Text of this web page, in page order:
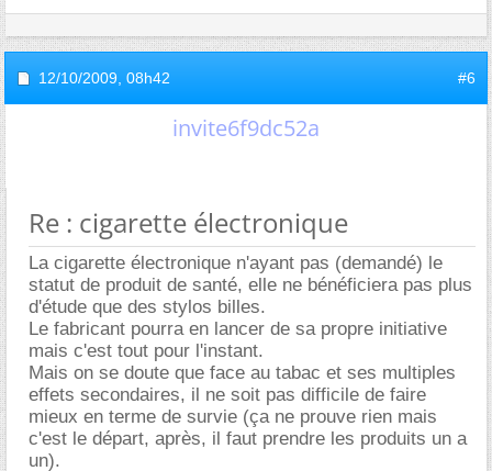
12/10/2009, 08h42 #6
invite6f9dc52a
Re : cigarette électronique
La cigarette électronique n'ayant pas (demandé) le
statut de produit de santé, elle ne bénéficiera pas plus
d'étude que des stylos billes.
Le fabricant pourra en lancer de sa propre initiative
mais c'est tout pour l'instant.
Mais on se doute que face au tabac et ses multiples
effets secondaires, il ne soit pas difficile de faire
mieux en terme de survie (ça ne prouve rien mais
c'est le départ, après, il faut prendre les produits un a
un).